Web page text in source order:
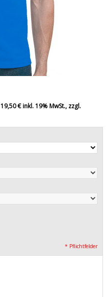
19,50 €inkl. 19% MwSt., zzgl.
* Pflichtfelder